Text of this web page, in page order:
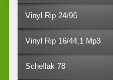
Vinyl Rip 24/96
Vinyl Rip 16/44,1 Mp3
Schellak 78